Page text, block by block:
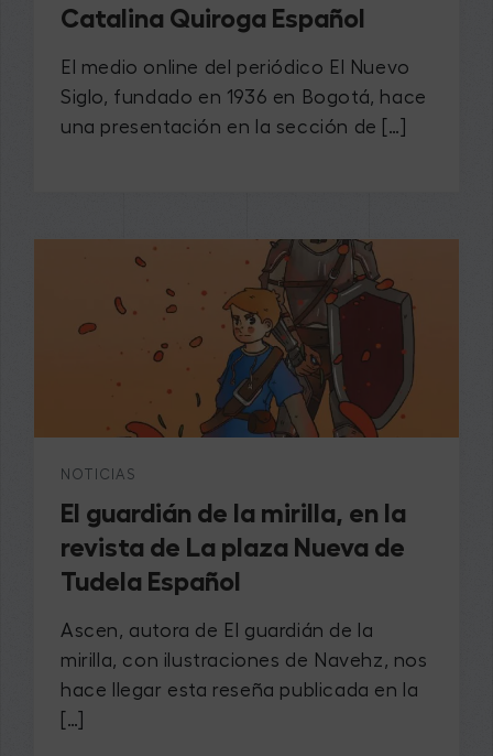
Catalina Quiroga Español
El medio online del periódico El Nuevo
Siglo, fundado en 1936 en Bogotá, hace
una presentación en la sección de […]
NOTICIAS
El guardián de la mirilla, en la
revista de La plaza Nueva de
Tudela Español
Ascen, autora de El guardián de la
mirilla, con ilustraciones de Navehz, nos
hace llegar esta reseña publicada en la
[…]